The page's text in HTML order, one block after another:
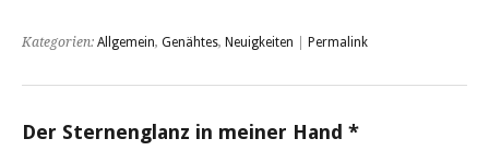
Kategorien: Allgemein, Genähtes, Neuigkeiten Permalink
Der Sternenglanz in meiner Hand *